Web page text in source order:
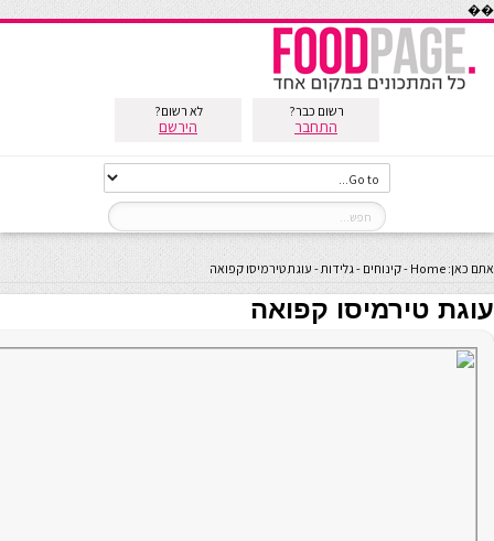
��
רשום כבר?
התחבר
לא רשום?
הירשם
אתם כאן: Home
-קינוחים -גלידות- עוגת טירמיסו קפואה
עוגת טירמיסו קפואה